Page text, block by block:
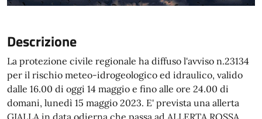
Descrizione
La protezione civile regionale ha diffuso l'avviso n.23134
per il rischio meteo-idrogeologico ed idraulico, valido
dalle 16.00 di oggi 14 maggio e fino alle ore 24.00 di
domani, lunedì 15 maggio 2023. E' prevista una allerta